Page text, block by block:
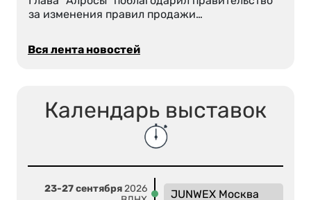
за изменения правил продажи…
Вся лента новостей
Календарь выставок
23-27 сентября2026
JUNWEX Москва